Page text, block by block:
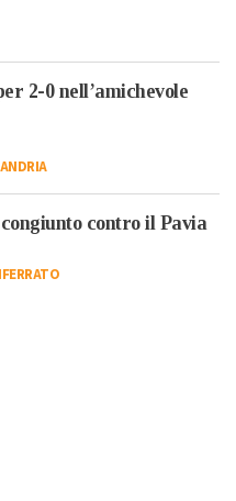
2-0 nell’amichevole
contro il Pavia